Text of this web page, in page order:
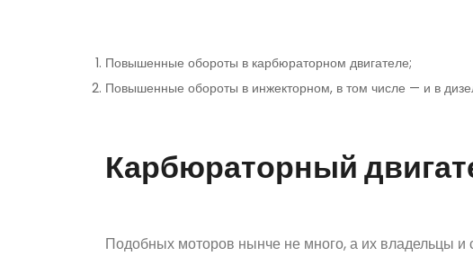
Повышенные обороты в карбюраторном двигателе;
Повышенные обороты в инжекторном, в том числе — и в
Карбюраторный
Подобных моторов нынче не много, а их владельцы и